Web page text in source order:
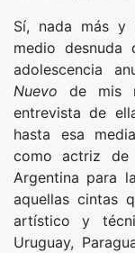
Sí, nada más y
medio desnuda
adolescencia
Nuevo de mis
entrevista de
hasta esa
como actriz
Argentina para
aquellas cintas
artístico y
Uruguay,